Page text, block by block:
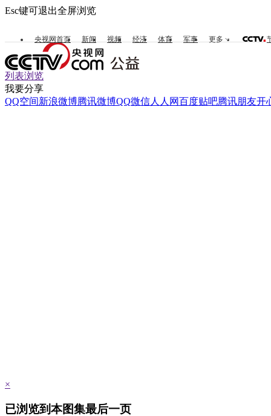
Esc键可退出全屏浏览
央视网首页 新闻 视频 经济 体育 军事 更多
列表浏览
我要分享
QQ空间新浪微博腾讯微博QQ微信人人网百度贴吧腾讯朋友开
×
已浏览到本图集最后一页